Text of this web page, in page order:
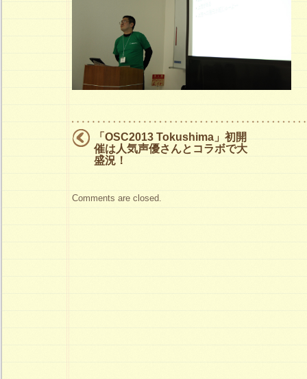
「OSC2013 Tokushima」初開
催は人気声優さんとコラボで大
盛況！
Comments are closed.